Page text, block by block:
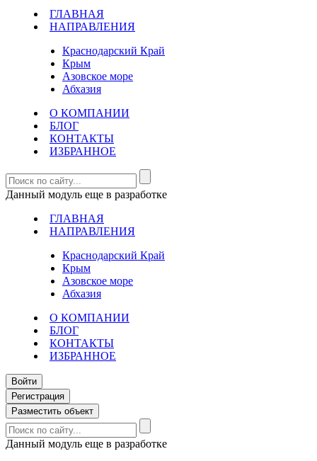
ГЛАВНАЯ
НАПРАВЛЕНИЯ
Краснодарский Край
Крым
Азовское море
Абхазия
О КОМПАНИИ
БЛОГ
КОНТАКТЫ
ИЗБРАННОЕ
Данный модуль еще в разработке
ГЛАВНАЯ
НАПРАВЛЕНИЯ
Краснодарский Край
Крым
Азовское море
Абхазия
О КОМПАНИИ
БЛОГ
КОНТАКТЫ
ИЗБРАННОЕ
Войти
Регистрация
Разместить объект
Данный модуль еще в разработке